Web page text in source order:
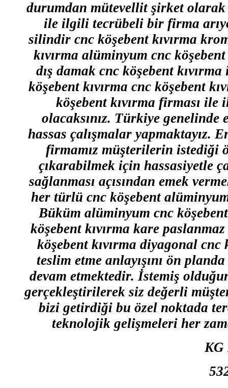
durumdan mütevellit şirket
ile ilgili tecrübeli bir firma
silindir cnc köşebent kıvırma
kıvırma alüminyum cnc
dış damak cnc köşebent
köşebent kıvırma cnc köşebent
köşebent kıvırma firması
olacaksınız. Türkiye
hassas çalışmalar yapmaktayız.
firmamız müşterilerin istediği
çıkarabilmek için hassasiyetle
sağlanması açısından emek
her türlü cnc köşebent
Büküm alüminyum cnc
köşebent kıvırma kare
köşebent kıvırma diyagonal
teslim etme anlayışını ön
devam etmektedir. İstemiş
gerçekleştirilerek siz değerli
bizi getirdiği bu özel noktada
teknolojik gelişmeleri her
KG